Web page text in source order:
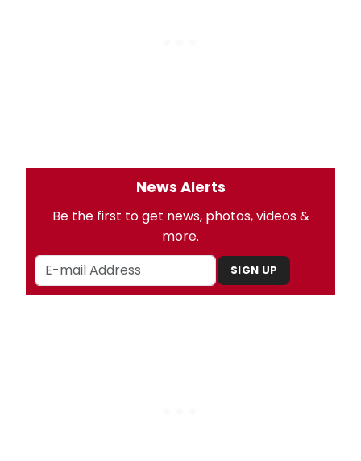
News Alerts
Be the first to get news, photos, videos &
more.
SIGN UP